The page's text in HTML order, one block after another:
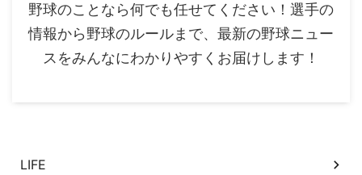
野球のことなら何でも任せてください！選手の
情報から野球のルールまで、最新の野球ニュー
スをみんなにわかりやすくお届けします！
LIFE